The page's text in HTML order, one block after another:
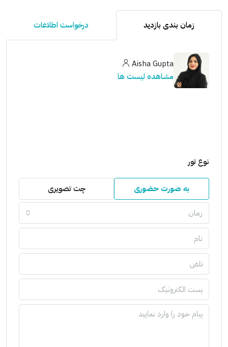
زمان بندی بازدید درخواست اطلاعات
Aisha Gupta
مشاهده لیست ها
نوع تور
به صورت حضوری چت تصویری
زمان